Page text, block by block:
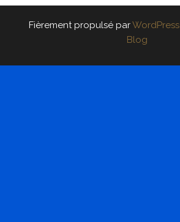
Fièrement propulsé parWordPress
Blog